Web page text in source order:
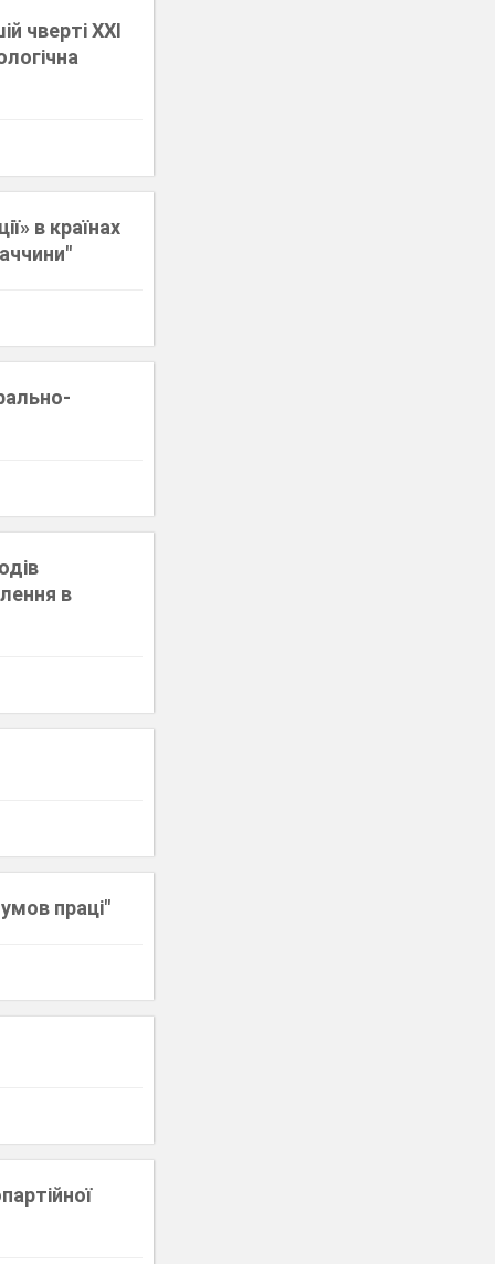
чверті ХХІ
в країнах
в
праці"